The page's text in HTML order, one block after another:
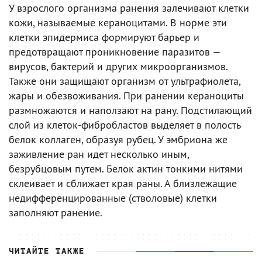
У взрослого организма ранения залечивают клетки
кожи, называемые кераноцитами. В норме эти
клетки эпидермиса формируют барьер и
предотвращают проникновение паразитов —
вирусов, бактерий и других микроорганизмов.
Также они защищают организм от ультрафиолета,
жары и обезвоживания. При ранении кераноциты
размножаются и наползают на рану. Подстилающий
слой из клеток-фибробластов выделяет в полость
белок коллаген, образуя рубец. У эмбриона же
заживление ран идет несколько иным,
безрубцовым путем. Белок актин тонкими нитями
склеивает и сближает края раны. А близлежащие
недифференцированные (стволовые) клетки
заполняют ранение.
ЧИТАЙТЕ ТАКЖЕ